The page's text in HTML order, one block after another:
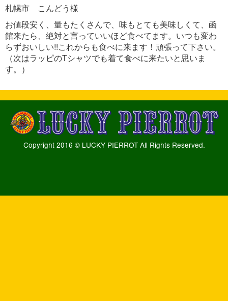
札幌市 こんどう様
お値段安く、量もたくさんで、味もとても美味しくて、函
館来たら、絶対と言っていいほど食べてます。いつも変わ
らずおいしい!!これからも食べに来ます！頑張って下さい。
（次はラッピのTシャツでも着て食べに来たいと思いま
す。）
Copyright 2016 © LUCKY PIERROT All Rights Reserved.